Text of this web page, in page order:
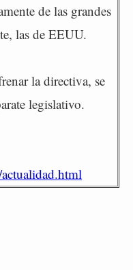
de las grandes
las de EEUU.
la directiva, se
legislativo.